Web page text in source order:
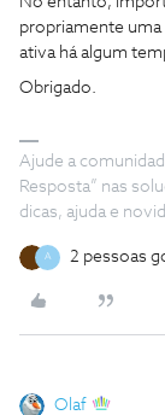
propriamente uma
ativa há algum
Obrigado.
Ajude a
Resposta” nas
dicas, ajuda e
A 2 pessoas
Olaf